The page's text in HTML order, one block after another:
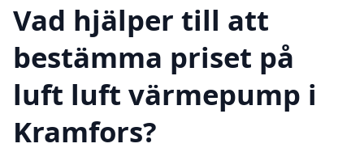
Vad hjälper till att
bestämma priset på
luft luft värmepump i
Kramfors?